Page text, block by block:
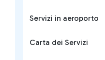
Servizi in aeroporto
Carta dei Servizi